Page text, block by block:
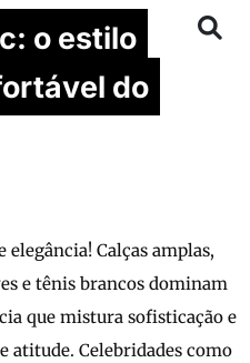
o estilo
do
Calças amplas,
e tênis brancos dominam
que mistura sofisticação e
atitude. Celebridades como